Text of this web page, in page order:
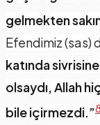
gelmekten
Efendimiz (sas)
katında
olsaydı, Allah
bile içirmezdi.”8